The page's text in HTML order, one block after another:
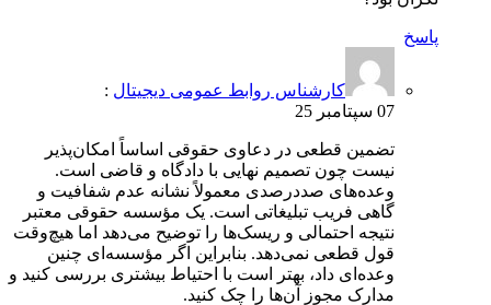
پاسخ
کارشناس روابط عمومی دیجیتال :
07 سپتامبر 25
تضمین قطعی در دعاوی حقوقی اساساً امکان‌پذیر
نیست چون تصمیم نهایی با دادگاه و قاضی است.
وعده‌های صددرصدی معمولاً نشانه عدم شفافیت و
گاهی فریب تبلیغاتی است. یک مؤسسه حقوقی معتبر
نتیجه احتمالی و ریسک‌ها را توضیح می‌دهد اما هیچ‌وقت
قول قطعی نمی‌دهد. بنابراین اگر مؤسسه‌ای چنین
وعده‌ای داد، بهتر است با احتیاط بیشتری بررسی کنید و
مدارک مجوز آن‌ها را چک کنید.